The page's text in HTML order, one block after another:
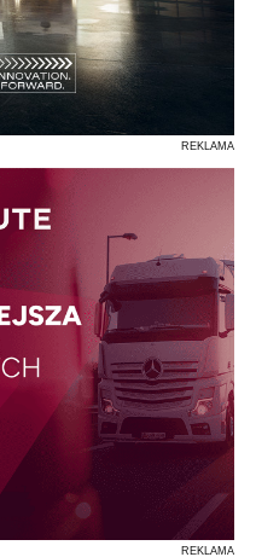
REKLAMA
REKLAMA